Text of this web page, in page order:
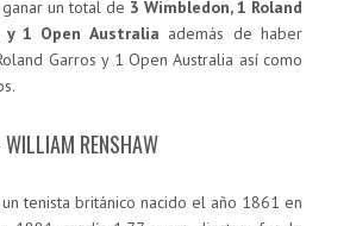
un total de 3 Wimbledon, 1 Roland
y 1 Open Australia además de haber
Garros y 1 Open Australia así como
RENSHAW
tenista británico nacido el año 1861 en